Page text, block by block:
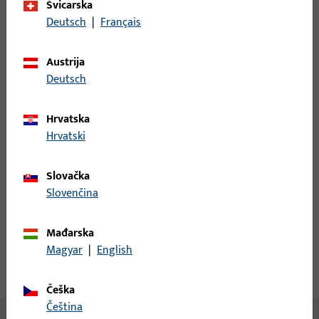
Najmanja jedinica narudžbe
Prijava
Opis proizvoda
Švicarska
Deutsch | Français
Austrija
Deutsch
Hrvatska
Hrvatski
Slovačka
Slovenčina
Mađarska
Magyar | English
Češka
čeština